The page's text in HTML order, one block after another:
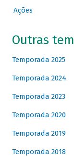
Ações
Outras
Temporada 2025
Temporada 2024
Temporada 2023
Temporada 2020
Temporada 2019
Temporada 2018